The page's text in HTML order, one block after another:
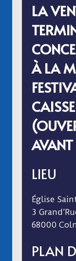
LA
À LA
AVANT
LIEU
Église
3
68000
PLAN